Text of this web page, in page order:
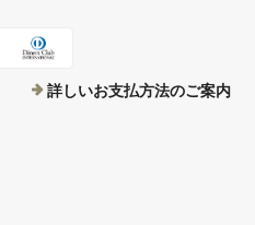
詳しいお支払方法のご案内